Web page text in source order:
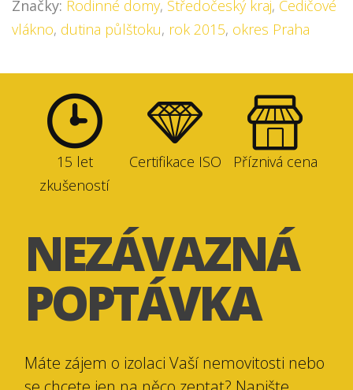
Značky: Rodinné domy, Středočeský kraj, Čedičové
vlákno, dutina půlštoku, rok 2015, okres Praha
15 let
zkušeností
Certifikace ISO Příznivá cena
NEZÁVAZNÁ
POPTÁVKA
Máte zájem o izolaci Vaší nemovitosti nebo